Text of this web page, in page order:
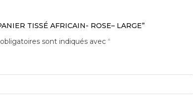
TISSÉ AFRICAIN- ROSE– LARGE”
sont indiqués avec*